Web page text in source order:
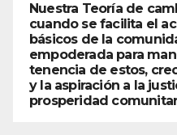
Nuestra Teoría de
cuando se facilita el
básicos de la
empoderada para
tenencia de estos,
y la aspiración a la
prosperidad